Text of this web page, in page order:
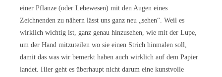
einer Pflanze (oder Lebewesen) mit den Augen eines
Zeichnenden zu nähern lässt uns ganz neu „sehen“. Weil es
wirklich wichtig ist, ganz genau hinzusehen, wie mit der Lupe,
um der Hand mitzuteilen wo sie einen Strich hinmalen soll,
damit das was wir bemerkt haben auch wirklich auf dem Papier
landet. Hier geht es überhaupt nicht darum eine kunstvolle